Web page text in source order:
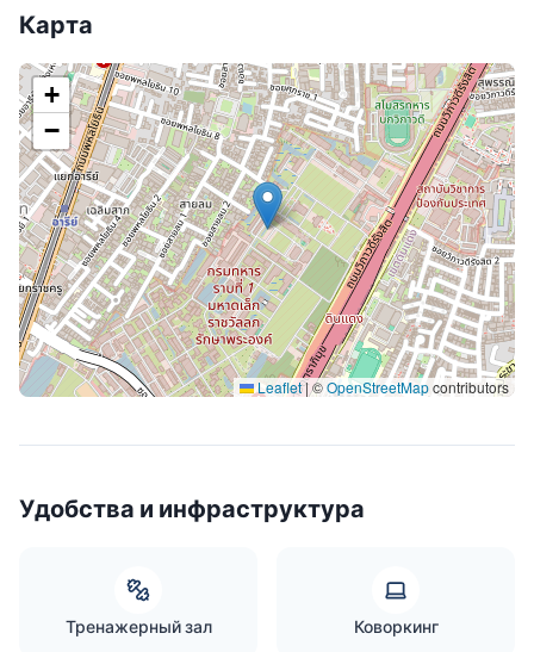
Карта
+
−
Leaflet|©OpenStreetMapcontributors
Удобства и инфраструктура
Тренажерный зал Коворкинг